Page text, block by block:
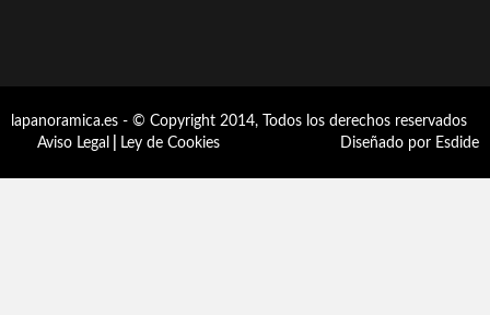
lapanoramica.es - © Copyright 2014, Todos los derechos reservados
Aviso Legal
Ley de Cookies Diseñado por Esdide